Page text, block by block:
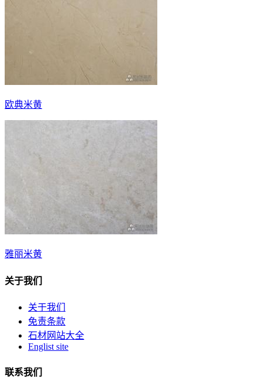
欧典米黄
雅丽米黄
关于我们
关于我们
免责条款
石材网站大全
Englist site
联系我们